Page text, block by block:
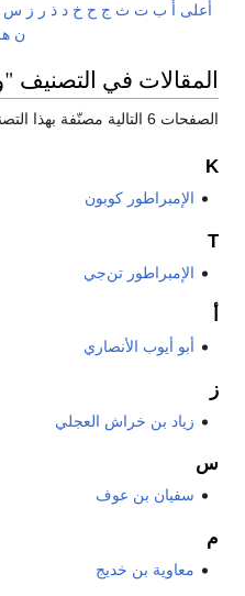
أعلى أ ب ت ث ج ح خ د ذ ر ز س
ن
المقالات في التصنيف
الصفحات 6 التالية مصنّفة بهذا التصنيف، من إجمالي 6.
K
الإمبراطور كوبون
T
الإمبراطور تن‌جي
أبو أيوب الأنصاري
ز
زياد بن خراش العجلي
س
سفيان بن عوف
م
معاوية بن خديج